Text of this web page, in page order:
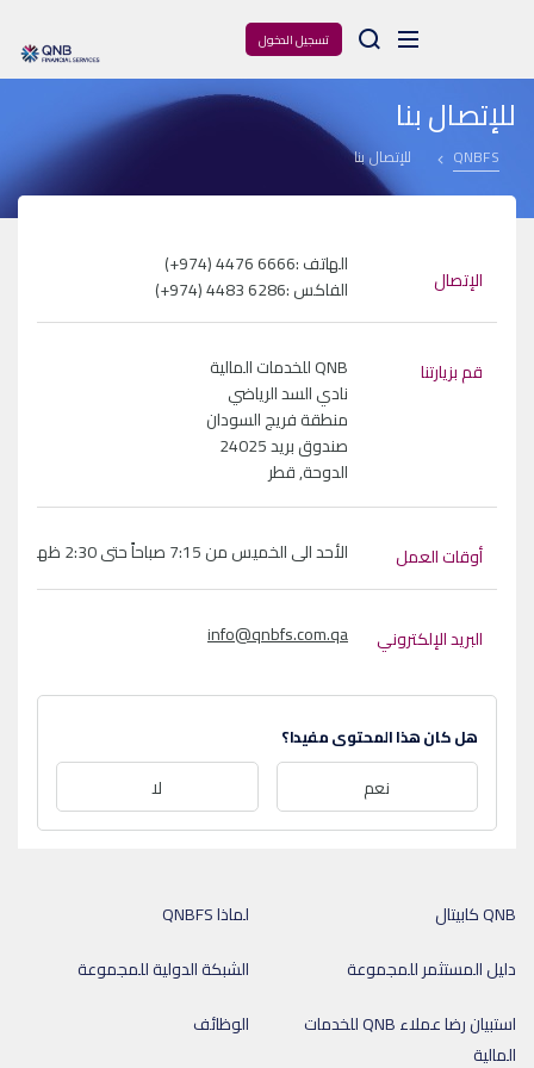
تسجيل الدخول Arama
للإتصال بنا
QNBFS للإتصال بنا
الإتصال
الهاتف :(+974) 4476 6666
الفاكس :(+974) 4483 6286
قم بزيارتنا
QNB للخدمات المالية
نادي السد الرياضي
منطقة فريج السودان
صندوق بريد 24025
الدوحة, قطر
أوقات العمل الأحد الى الخميس من 7:15 صباحاً حتى 2:30 ظهراً
البريد الإلكتروني info@qnbfs.com.qa
هل كان هذا المحتوى مفيدا؟
نعم لا
لماذا QNBFS
QNB كابيتال
الشبكة الدولية للمجموعة
دليل المستثمر للمجموعة
الوظائف
استبيان رضا عملاء QNB للخدمات
المالية